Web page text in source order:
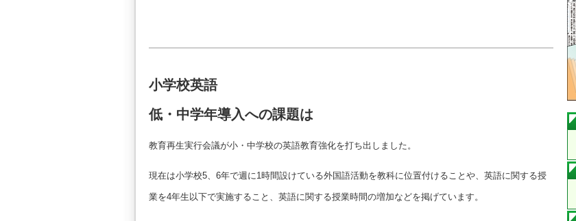
小学校英語
低・中学年導入への課題は
教育再生実行会議が小・中学校の英語教育強化を打ち出しました。
現在は小学校5、6年で週に1時間設けている外国語活動を教科に位置付けることや、英語に関する授
業を4年生以下で実施すること、英語に関する授業時間の増加などを掲げています。